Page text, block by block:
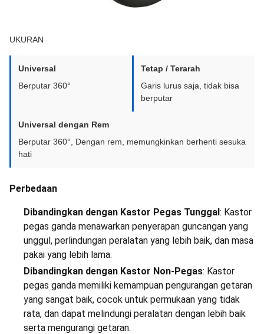
UKURAN
Universal
Berputar 360°
Tetap / Terarah
Garis lurus saja, tidak bisa
berputar
Universal dengan Rem
Berputar 360°, Dengan rem, memungkinkan berhenti sesuka
hati
Perbedaan
Dibandingkan dengan Kastor Pegas Tunggal: Kastor
pegas ganda menawarkan penyerapan guncangan yang
unggul, perlindungan peralatan yang lebih baik, dan masa
pakai yang lebih lama.
Dibandingkan dengan Kastor Non-Pegas: Kastor
pegas ganda memiliki kemampuan pengurangan getaran
yang sangat baik, cocok untuk permukaan yang tidak
rata, dan dapat melindungi peralatan dengan lebih baik
serta mengurangi getaran.